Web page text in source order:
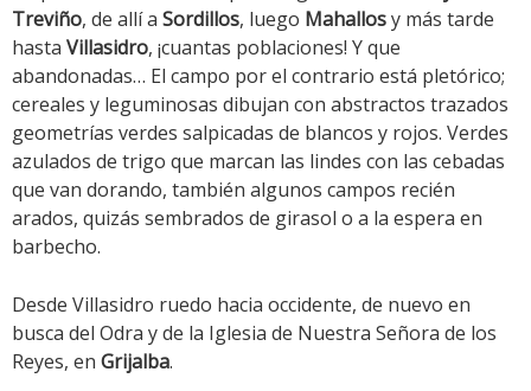
Treviño, de allí a Sordillos, luego Mahallosy más tarde
hasta Villasidro, ¡cuantas poblaciones! Y que
abandonadas… El campo por el contrario está pletórico;
cereales y leguminosas dibujan con abstractos trazados
geometrías verdes salpicadas de blancos y rojos. Verdes
azulados de trigo que marcan las lindes con las cebadas
que van dorando, también algunos campos recién
arados, quizás sembrados de girasol o a la espera en
barbecho.
Desde Villasidro ruedo hacia occidente, de nuevo en
busca del Odra y de la Iglesia de Nuestra Señora de los
Reyes, en Grijalba.